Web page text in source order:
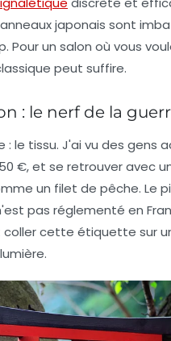
japonais sont
Pour un salon où vous
peut suffire.
: le nerf de la
: le tissu. J'ai vu des gens
€, et se retrouver avec
un filet de pêche. Le
pas réglementé en
cette étiquette sur